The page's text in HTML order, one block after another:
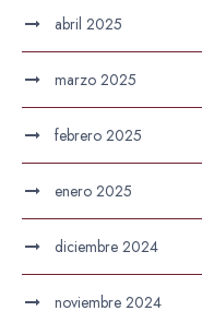
abril 2025
marzo 2025
febrero 2025
enero 2025
diciembre 2024
noviembre 2024